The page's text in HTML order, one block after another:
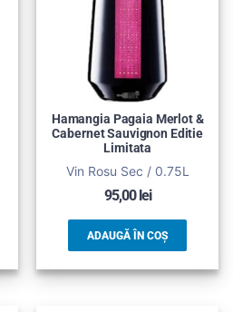
Hamangia Pagaia Merlot &
Cabernet Sauvignon Editie
Limitata
Vin Rosu Sec / 0.75L
95,00lei
ADAUGĂ ÎN COȘ